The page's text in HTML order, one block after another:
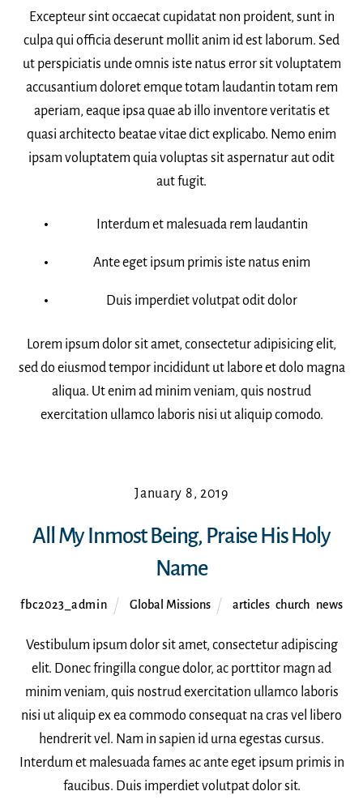
Excepteur sint occaecat cupidatat non proident, sunt in
culpa qui officia deserunt mollit anim id est laborum. Sed
ut perspiciatis unde omnis iste natus error sit voluptatem
accusantium doloret emque totam laudantin totam rem
aperiam, eaque ipsa quae ab illo inventore veritatis et
quasi architecto beatae vitae dict explicabo. Nemo enim
ipsam voluptatem quia voluptas sit aspernatur aut odit
aut fugit.
Interdum et malesuada rem laudantin
Ante eget ipsum primis iste natus enim
Duis imperdiet volutpat odit dolor
Lorem ipsum dolor sit amet, consectetur adipisicing elit,
sed do eiusmod tempor incididunt ut labore et dolo magna
aliqua. Ut enim ad minim veniam, quis nostrud
exercitation ullamco laboris nisi ut aliquip comodo.
January 8, 2019
All My Inmost Being, Praise His Holy
Name
fbc2023_admin Global Missions articles, church news
Vestibulum ipsum dolor sit amet, consectetur adipiscing
elit. Donec fringilla congue dolor, ac porttitor magn ad
minim veniam, quis nostrud exercitation ullamco laboris
nisi ut aliquip ex ea commodo consequat na cras vel libero
hendrerit vel. Nam in sapien id urna egestas cursus.
Interdum et malesuada fames ac ante eget ipsum primis in
faucibus. Duis imperdiet volutpat dolor sit.